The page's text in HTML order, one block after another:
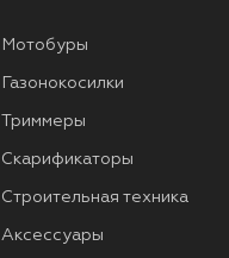
Мотобуры
Газонокосилки
Триммеры
Скарификаторы
Строительная техника
Аксессуары